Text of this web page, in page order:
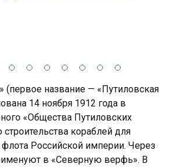
(первое название — «Путиловская
14 ноября 1912 года в
«Общества Путиловских
кораблей для
Российской империи. Через
в «Северную верфь». В